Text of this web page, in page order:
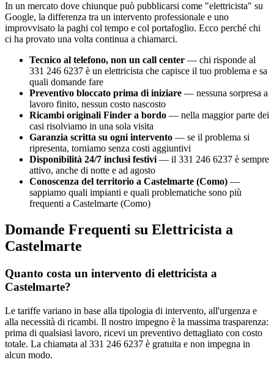
In un mercato dove chiunque può pubblicarsi come "elettricista" su
Google, la differenza tra un intervento professionale e uno
improvvisato la paghi col tempo e col portafoglio. Ecco perché chi
ci ha provato una volta continua a chiamarci.
Tecnico al telefono, non un call center — chi risponde al
331 246 6237 è un elettricista che capisce il tuo problema e sa
quali domande fare
Preventivo bloccato prima di iniziare — nessuna sorpresa a
lavoro finito, nessun costo nascosto
Ricambi originali Finder a bordo — nella maggior parte dei
casi risolviamo in una sola visita
Garanzia scritta su ogni intervento — se il problema si
ripresenta, torniamo senza costi aggiuntivi
Disponibilità 24/7 inclusi festivi — il 331 246 6237 è sempre
attivo, anche di notte e ad agosto
Conoscenza del territorio a Castelmarte (Como) —
sappiamo quali impianti e quali problematiche sono più
frequenti a Castelmarte (Como)
Domande Frequenti su Elettricista a
Castelmarte
Quanto costa un intervento di elettricista a
Castelmarte?
Le tariffe variano in base alla tipologia di intervento, all'urgenza e
alla necessità di ricambi. Il nostro impegno è la massima trasparenza:
prima di qualsiasi lavoro, ricevi un preventivo dettagliato con costo
totale. La chiamata al 331 246 6237 è gratuita e non impegna in
alcun modo.